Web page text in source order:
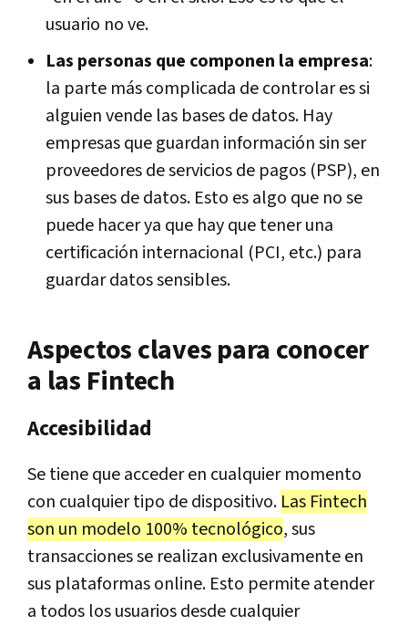
usuario no ve.
Las personas que componen la empresa:
la parte más complicada de controlar es si
alguien vende las bases de datos. Hay
empresas que guardan información sin ser
proveedores de servicios de pagos (PSP), en
sus bases de datos. Esto es algo que no se
puede hacer ya que hay que tener una
certificación internacional (PCI, etc.) para
guardar datos sensibles.
Aspectos claves para conocer
a las Fintech
Accesibilidad
Se tiene que acceder en cualquier momento
con cualquier tipo de dispositivo. Las Fintech
son un modelo 100% tecnológico, sus
transacciones se realizan exclusivamente en
sus plataformas online. Esto permite atender
a todos los usuarios desde cualquier